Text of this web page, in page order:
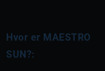
Hvor er MAESTRO
SUN?: